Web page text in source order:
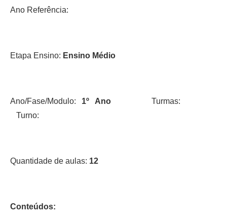
Ano Referência:
Etapa Ensino: Ensino Médio
Ano/Fase/Modulo: 1º AnoTurmas:
Turno:
Quantidade de aulas: 12
Conteúdos: